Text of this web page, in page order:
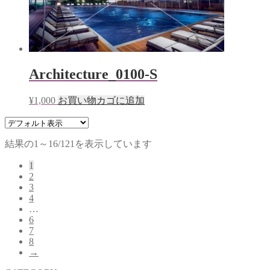
Architecture_0100-S
¥1,000 お買い物カゴに追加
結果の1～16/121を表示しています
1
2
3
4
…
6
7
8
→